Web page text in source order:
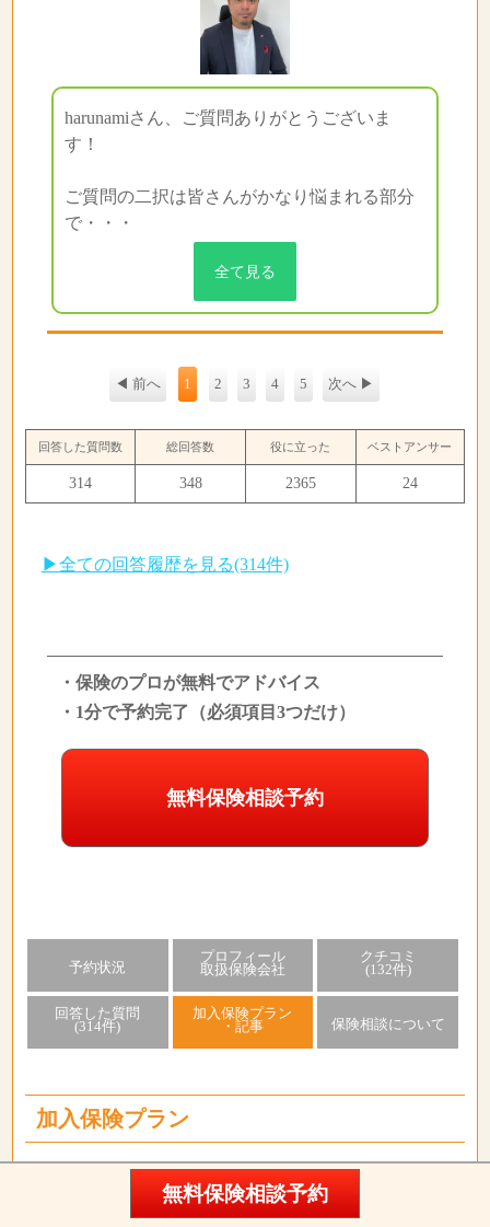
harunamiさん、ご質問ありがとうございま
す！
ご質問の二択は皆さんがかなり悩まれる部分
で・・・
全て見る
◀ 前へ 1 2 3 4 5 次へ ▶
回答した質問数 総回答数 役に立った ベストアンサー
314 348 2365 24
▶全ての回答履歴を見る(314件)
・保険のプロが無料でアドバイス
・1分で予約完了（必須項目3つだけ）
無料保険相談予約
予約状況
プロフィール
取扱保険会社
クチコミ
(132件)
回答した質問
(314件)
加入保険プラン
・記事
保険相談について
加入保険プラン
無料保険相談予約